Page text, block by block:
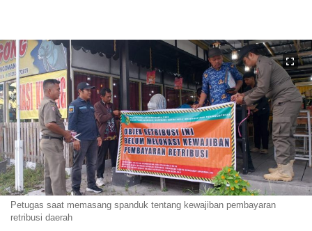
Petugas saat memasang spanduk tentang kewajiban pembayaran
retribusi daerah